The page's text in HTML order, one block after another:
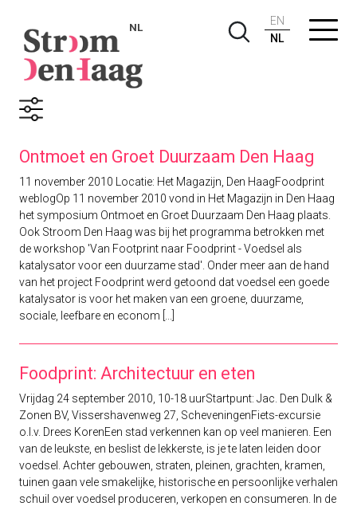
NL
EN
NL
Zoekresultaten
Ontmoet en Groet Duurzaam Den Haag
11 november 2010 Locatie: Het Magazijn, Den HaagFoodprint
weblogOp 11 november 2010 vond in Het Magazijn in Den Haag
het symposium Ontmoet en Groet Duurzaam Den Haag plaats.
Ook Stroom Den Haag was bij het programma betrokken met
de workshop 'Van Footprint naar Foodprint - Voedsel als
katalysator voor een duurzame stad'. Onder meer aan de hand
van het project Foodprint werd getoond dat voedsel een goede
katalysator is voor het maken van een groene, duurzame,
sociale, leefbare en econom [...]
Foodprint: Architectuur en eten
Vrijdag 24 september 2010, 10-18 uurStartpunt: Jac. Den Dulk &
Zonen BV, Vissershavenweg 27, ScheveningenFiets-excursie
o.l.v. Drees KorenEen stad verkennen kan op veel manieren. Een
van de leukste, en beslist de lekkerste, is je te laten leiden door
voedsel. Achter gebouwen, straten, pleinen, grachten, kramen,
tuinen gaan vele smakelijke, historische en persoonlijke verhalen
schuil over voedsel produceren, verkopen en consumeren. In de